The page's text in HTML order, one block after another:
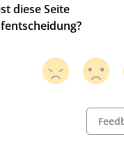
diese Seite